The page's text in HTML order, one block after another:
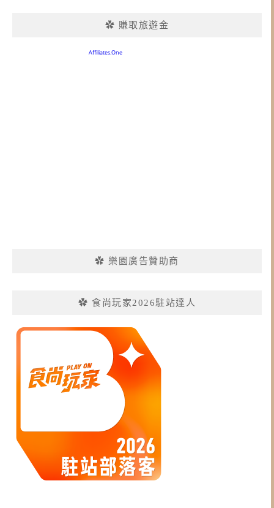
✿ 賺取旅遊金
✿ 樂園廣告贊助商
✿ 食尚玩家2026駐站達人